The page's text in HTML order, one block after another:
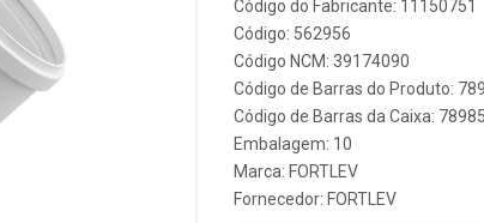
Código do Fabricante: 11150751
Código: 562956
Código NCM: 39174090
Código de Barras do Produto:
Código de Barras da Caixa:
Embalagem: 10
Marca: FORTLEV
Fornecedor: FORTLEV